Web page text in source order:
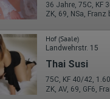
36 Jahre, 75C, KF
ZK, 69, NSa, Franz
Hof (Saale)
Landwehrstr. 15
Thai Susi
75C, KF 40/42,
ZK, AV, 69, GF6,